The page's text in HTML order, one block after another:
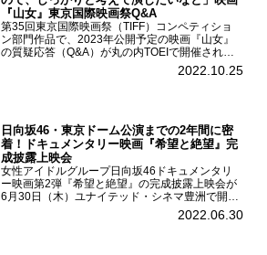
『山女』東京国際映画祭Q&A
第35回東京国際映画祭（TIFF）コンペティショ
ン部門作品で、2023年公開予定の映画『山女』
の質疑応答（Q&A）が丸の内TOEIで開催され、
主演を務めた女優の山田杏奈、監督の福永壮志が
登壇。本作について語った。映画『山女』第35
2022.10.25
日向坂46・東京ドーム公演までの2年間に密
着！ドキュメンタリー映画『希望と絶望』完
成披露上映会
女性アイドルグループ日向坂46ドキュメンタリ
ー映画第2弾『希望と絶望』の完成披露上映会が
6月30日（木）ユナイテッド・シネマ豊洲で開催
され、日向坂46メンバーの加藤史帆、齊藤京
子、佐々木久美、富田鈴花、松田好花の5人が登
2022.06.30